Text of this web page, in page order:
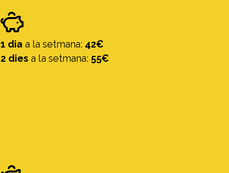
1 dia a la setmana: 42€
2 dies a la setmana: 55€